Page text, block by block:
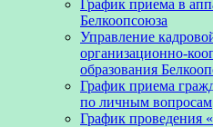
График приема в
Белкоопсоюза
Управление
организационно-
образования
График приема
по личным вопросам
График проведения